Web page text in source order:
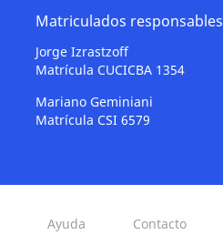
Matriculados responsables
Jorge Izrastzoff
Matrícula CUCICBA 1354
Mariano Geminiani
Matrícula CSI 6579
Ayuda Contacto